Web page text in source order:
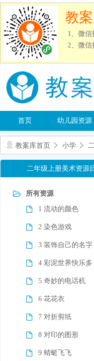
教
1、微
2、微信
首页 幼儿园资源
教案库首页 小学
二年级上册美术资源
所有资源
1 流动的颜色
2 染色游戏
3 装饰自己的名字
4 彩泥世界快乐多
5 奇妙的电话机
6 花花衣
7 对折剪纸
8 对印的图形
9 蜻蜓飞飞